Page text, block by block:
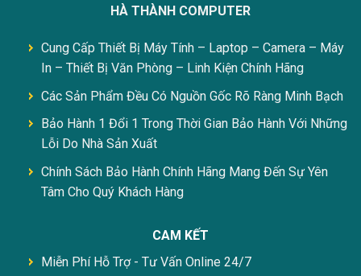
HÀ THÀNH COMPUTER
Cung Cấp Thiết Bị Máy Tính – Laptop – Camera – Máy
In – Thiết Bị Văn Phòng – Linh Kiện Chính Hãng
Các Sản Phẩm Đều Có Nguồn Gốc Rõ Ràng Minh Bạch
Bảo Hành 1 Đổi 1 Trong Thời Gian Bảo Hành Với Những
Lỗi Do Nhà Sản Xuất
Chính Sách Bảo Hành Chính Hãng Mang Đến Sự Yên
Tâm Cho Quý Khách Hàng
CAM KẾT
Miễn Phí Hỗ Trợ - Tư Vấn Online 24/7